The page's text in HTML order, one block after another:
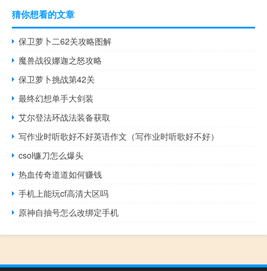
猜你想看的文章
保卫萝卜二62关攻略图解
魔兽战役娜迦之怒攻略
保卫萝卜挑战第42关
最终幻想单手大剑装
艾尔登法环战法装备获取
写作业时听歌好不好英语作文（写作业时听歌好不好）
csol镰刀怎么爆头
热血传奇道道如何赚钱
手机上能玩cf高清大区吗
原神自抽号怎么改绑定手机